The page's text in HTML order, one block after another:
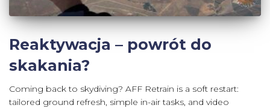
Reaktywacja – powrót do
skakania?
Coming back to skydiving? AFF Retrain is a soft restart:
tailored ground refresh, simple in-air tasks, and video